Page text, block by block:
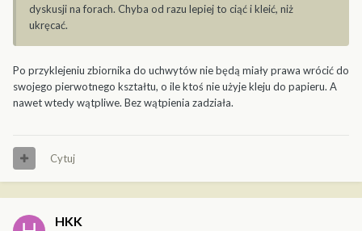
dyskusji na forach. Chyba od razu lepiej to ciąć i kleić, niż
ukręcać.
Po przyklejeniu zbiornika do uchwytów nie będą miały prawa wrócić do
swojego pierwotnego kształtu, o ile ktoś nie użyje kleju do papieru. A
nawet wtedy wątpliwe. Bez wątpienia zadziała.
Cytuj
HKK